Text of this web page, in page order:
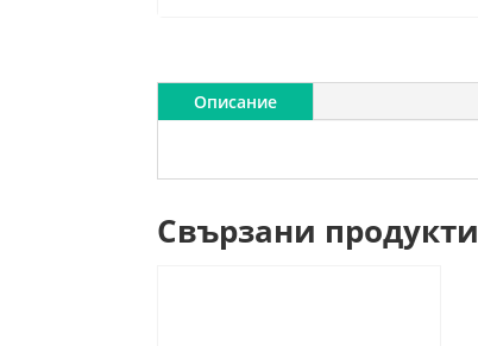
Описание
Свързани продукти